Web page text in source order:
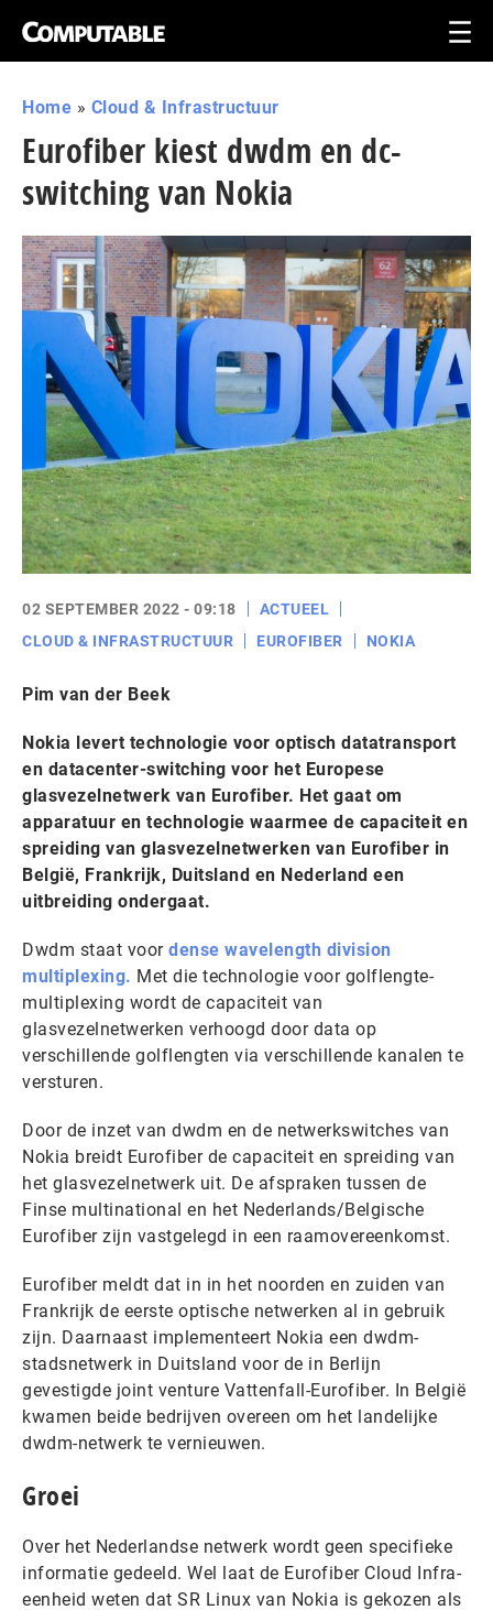
Home » Cloud & Infrastructuur
Eurofiber kiest dwdm en dc-
switching van Nokia
02 SEPTEMBER 2022 - 09:18
ACTUEEL
CLOUD & INFRASTRUCTUUR
EUROFIBER NOKIA
Pim van der Beek
Nokia levert technologie voor optisch datatransport
en datacenter-switching voor het Europese
glasvezelnetwerk van Eurofiber. Het gaat om
apparatuur en technologie waarmee de capaciteit en
spreiding van glasvezelnetwerken van Eurofiber in
België, Frankrijk, Duitsland en Nederland een
uitbreiding ondergaat.
Dwdm staat voor dense wavelength division
multiplexing. Met die technologie voor golflengte-
multiplexing wordt de capaciteit van
glasvezelnetwerken verhoogd door data op
verschillende golflengten via verschillende kanalen te
versturen.
Door de inzet van dwdm en de netwerkswitches van
Nokia breidt Eurofiber de capaciteit en spreiding van
het glasvezelnetwerk uit. De afspraken tussen de
Finse multinational en het Nederlands/Belgische
Eurofiber zijn vastgelegd in een raamovereenkomst.
Eurofiber meldt dat in in het noorden en zuiden van
Frankrijk de eerste optische netwerken al in gebruik
zijn. Daarnaast implementeert Nokia een dwdm-
stadsnetwerk in Duitsland voor de in Berlijn
gevestigde joint venture Vattenfall-Eurofiber. In België
kwamen beide bedrijven overeen om het landelijke
dwdm-netwerk te vernieuwen.
Groei
Over het Nederlandse netwerk wordt geen specifieke
informatie gedeeld. Wel laat de Eurofiber Cloud Infra-
eenheid weten dat SR Linux van Nokia is gekozen als